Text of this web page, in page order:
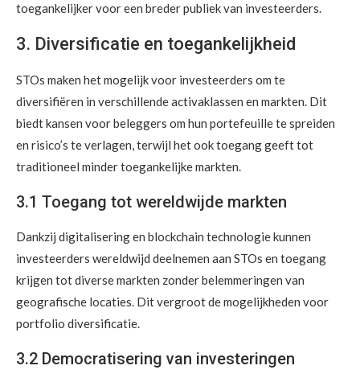
toegankelijker voor een breder publiek van investeerders.
3. Diversificatie en toegankelijkheid
STOs maken het mogelijk voor investeerders om te
diversifiëren in verschillende activaklassen en markten. Dit
biedt kansen voor beleggers om hun portefeuille te spreiden
en risico’s te verlagen, terwijl het ook toegang geeft tot
traditioneel minder toegankelijke markten.
3.1 Toegang tot wereldwijde markten
Dankzij digitalisering en blockchain technologie kunnen
investeerders wereldwijd deelnemen aan STOs en toegang
krijgen tot diverse markten zonder belemmeringen van
geografische locaties. Dit vergroot de mogelijkheden voor
portfolio diversificatie.
3.2 Democratisering van investeringen